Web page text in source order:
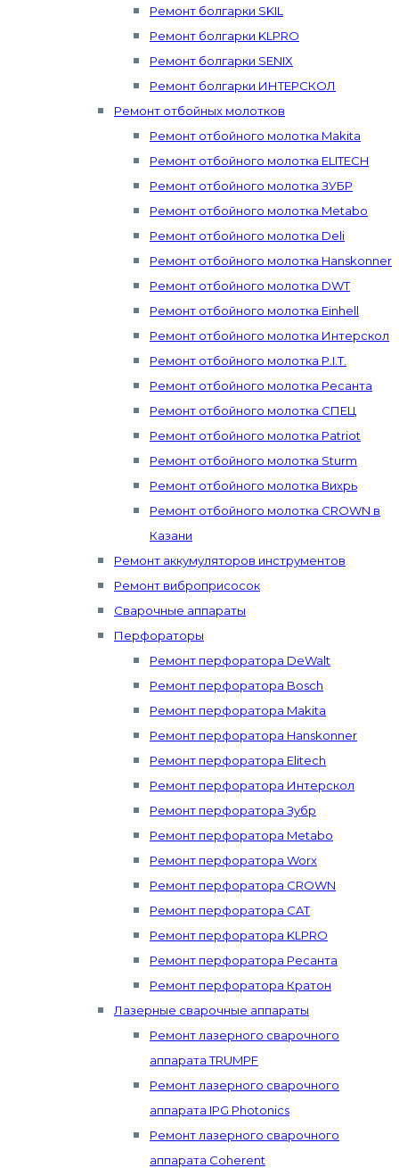
Ремонт болгарки SKIL
Ремонт болгарки KLPRO
Ремонт болгарки SENIX
Ремонт болгарки ИНТЕРСКОЛ
Ремонт отбойных молотков
Ремонт отбойного молотка Makita
Ремонт отбойного молотка ELITECH
Ремонт отбойного молотка ЗУБР
Ремонт отбойного молотка Metabo
Ремонт отбойного молотка Deli
Ремонт отбойного молотка Hanskonner
Ремонт отбойного молотка DWT
Ремонт отбойного молотка Einhell
Ремонт отбойного молотка Интерскол
Ремонт отбойного молотка P.I.T.
Ремонт отбойного молотка Ресанта
Ремонт отбойного молотка СПЕЦ
Ремонт отбойного молотка Patriot
Ремонт отбойного молотка Sturm
Ремонт отбойного молотка Вихрь
Ремонт отбойного молотка CROWN в
Казани
Ремонт аккумуляторов инструментов
Ремонт виброприсосок
Сварочные аппараты
Перфораторы
Ремонт перфоратора DeWalt
Ремонт перфоратора Bosch
Ремонт перфоратора Makita
Ремонт перфоратора Hanskonner
Ремонт перфоратора Elitech
Ремонт перфоратора Интерскол
Ремонт перфоратора Зубр
Ремонт перфоратора Metabo
Ремонт перфоратора Worx
Ремонт перфоратора CROWN
Ремонт перфоратора CAT
Ремонт перфоратора KLPRO
Ремонт перфоратора Ресанта
Ремонт перфоратора Кратон
Лазерные сварочные аппараты
Ремонт лазерного сварочного
аппарата TRUMPF
Ремонт лазерного сварочного
аппарата IPG Photonics
Ремонт лазерного сварочного
аппарата Coherent